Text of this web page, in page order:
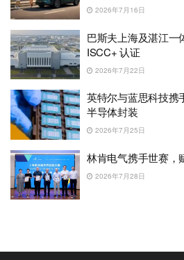
2026年7月16日
巴斯夫上海及湛江一
ISCC+ 认证
2026年7月22日
英特尔与蓝思科技携
半导体封装
2026年7月25日
林肯电气携手世赛，
2026年7月28日